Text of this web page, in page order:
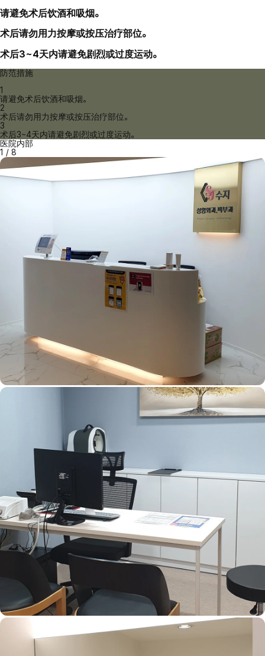
请避免术后饮酒和吸烟。
术后请勿用力按摩或按压治疗部位。
术后3~4天内请避免剧烈或过度运动。
防范措施
1
请避免术后饮酒和吸烟。
2
术后请勿用力按摩或按压治疗部位。
3
术后3~4天内请避免剧烈或过度运动。
医院内部
1 / 8